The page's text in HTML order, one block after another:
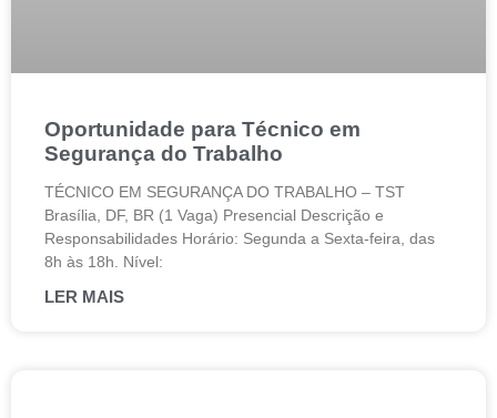
Oportunidade para Técnico em
Segurança do Trabalho
TÉCNICO EM SEGURANÇA DO TRABALHO – TST
Brasília, DF, BR (1 Vaga) Presencial Descrição e
Responsabilidades Horário: Segunda a Sexta-feira, das
8h às 18h. Nível:
LER MAIS